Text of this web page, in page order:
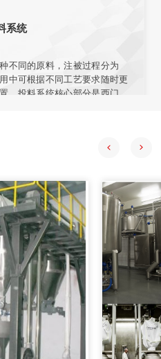
允许重新安装传感器排列位置
系统
不同的原料，注被过程分为
中可根据不同工艺要求随时更
。投料系统核心部分是西门子
步显示。
技术、计算机技术、信息技
专家系统，提供自动化整体解
统中的应用
程中，采用计算机技术和PID